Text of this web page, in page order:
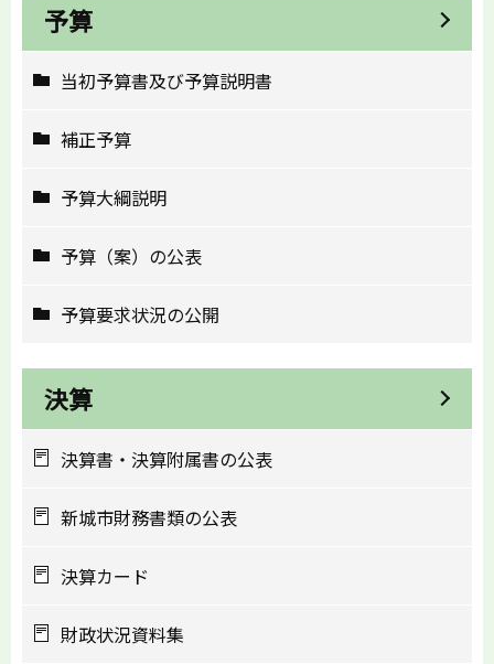
予算
当初予算書及び予算説明書
補正予算
予算大綱説明
予算（案）の公表
予算要求状況の公開
決算
決算書・決算附属書の公表
新城市財務書類の公表
決算カード
財政状況資料集